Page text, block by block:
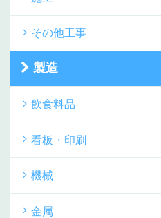
その他工事
製造
飲食料品
看板・印刷
機械
金属